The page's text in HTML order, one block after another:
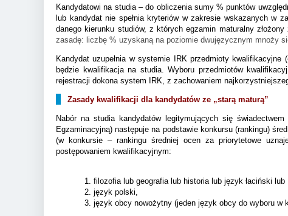
Kandydatowi na studia – do obliczenia sumy % punktów
lub kandydat nie spełnia kryteriów w zakresie wskazanych w
danego kierunku studiów, z których egzamin maturalny
zasadę: liczbę % uzyskaną na poziomie dwujęzycznym mnoży
Kandydat uzupełnia w systemie IRK przedmioty
będzie kwalifikacja na studia. Wyboru przedmiotów
rejestracji dokona system IRK, z zachowaniem
Zasady kwalifikacji dla kandydatów ze „starą maturą”
Nabór na studia kandydatów legitymujących się
Egzaminacyjną) następuje na podstawie konkursu (rankingu)
(w konkursie – rankingu średniej ocen za priorytetowe
postępowaniem kwalifikacyjnym:
1. filozofia lub geografia lub historia lub język łaciński
2. język polski,
3. język obcy nowożytny (jeden język obcy do wyboru w